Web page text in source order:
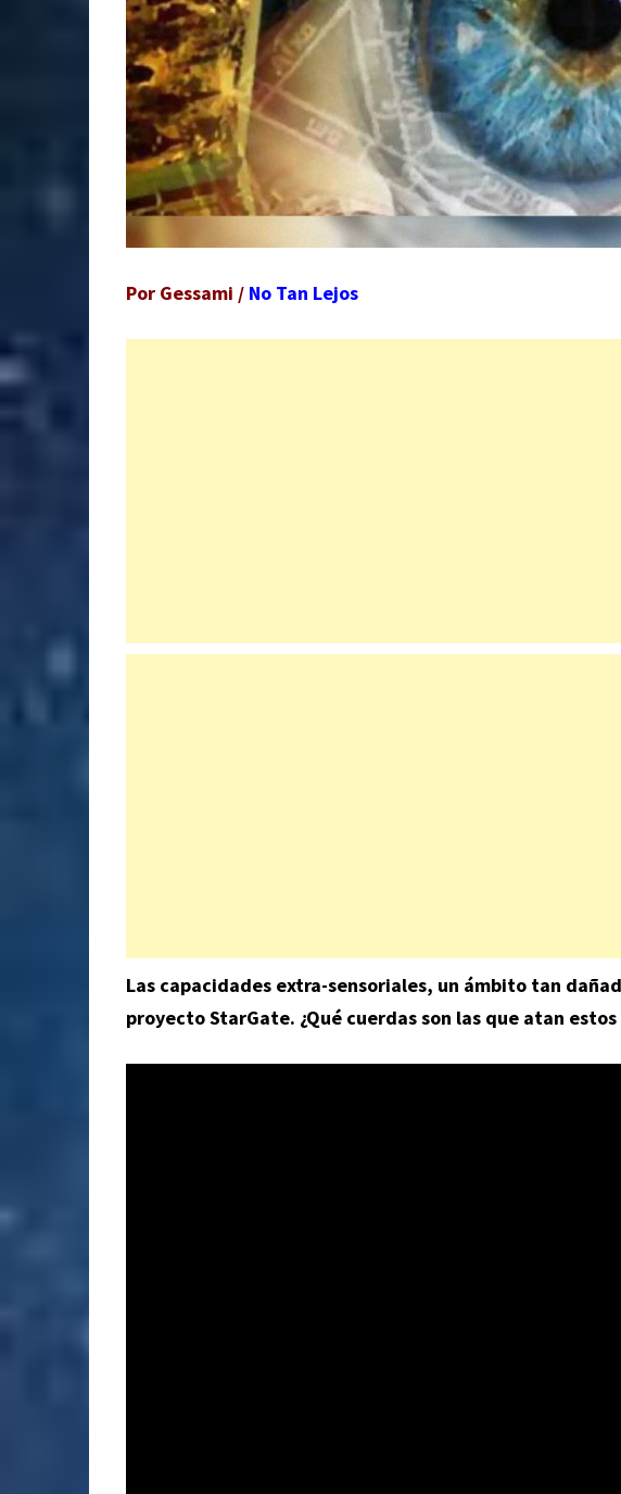
Por Gessami / No Tan Lejos
Las capacidades extra-sensoriales, un ámbito tan
proyecto StarGate. ¿Qué cuerdas son las que atan estos